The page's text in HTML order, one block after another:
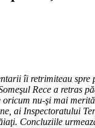
îi retrimiteau
Rece a retras
nu-şi mai
ai Inspectoratului
Concluziile